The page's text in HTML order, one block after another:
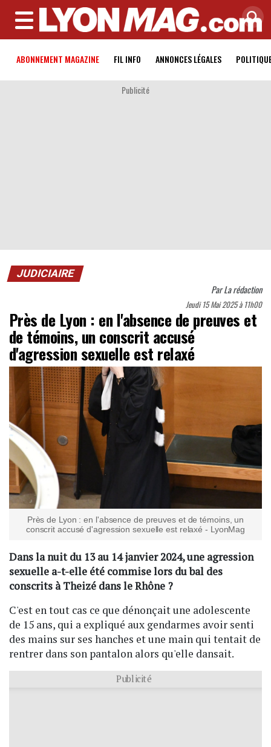
MENU
ABONNEMENT MAGAZINE FIL INFO ANNONCES LÉGALES
Publicité
JUDICIAIRE
ParLa rédaction
Jeudi 15 Mai 2025 à 11h00
Près de Lyon : en l'absence de preuves et
de témoins, un conscrit accusé
d'agression sexuelle est relaxé
Près de Lyon : en l'absence de preuves et de témoins, un
conscrit accusé d'agression sexuelle est relaxé - LyonMag
Dans la nuit du 13 au 14 janvier 2024, une agression
sexuelle a-t-elle été commise lors du bal des
conscrits à Theizé dans le Rhône ?
C'est en tout cas ce que dénonçait une adolescente
de 15 ans, qui a expliqué aux gendarmes avoir senti
des mains sur ses hanches et une main qui tentait de
rentrer dans son pantalon alors qu'elle dansait.
Publicité